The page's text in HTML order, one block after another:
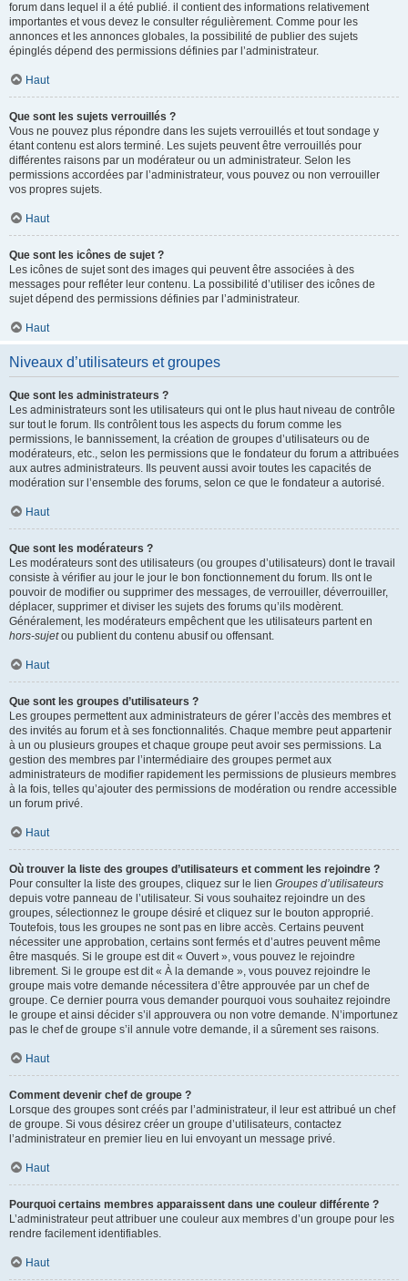
forum dans lequel il a été publié. il contient des informations relativement
importantes et vous devez le consulter régulièrement. Comme pour les
annonces et les annonces globales, la possibilité de publier des sujets
épinglés dépend des permissions définies par l’administrateur.
Haut
Que sont les sujets verrouillés ?
Vous ne pouvez plus répondre dans les sujets verrouillés et tout sondage y
étant contenu est alors terminé. Les sujets peuvent être verrouillés pour
différentes raisons par un modérateur ou un administrateur. Selon les
permissions accordées par l’administrateur, vous pouvez ou non verrouiller
vos propres sujets.
Haut
Que sont les icônes de sujet ?
Les icônes de sujet sont des images qui peuvent être associées à des
messages pour refléter leur contenu. La possibilité d’utiliser des icônes de
sujet dépend des permissions définies par l’administrateur.
Haut
Niveaux d’utilisateurs et groupes
Que sont les administrateurs ?
Les administrateurs sont les utilisateurs qui ont le plus haut niveau de contrôle
sur tout le forum. Ils contrôlent tous les aspects du forum comme les
permissions, le bannissement, la création de groupes d’utilisateurs ou de
modérateurs, etc., selon les permissions que le fondateur du forum a attribuées
aux autres administrateurs. Ils peuvent aussi avoir toutes les capacités de
modération sur l’ensemble des forums, selon ce que le fondateur a autorisé.
Haut
Que sont les modérateurs ?
Les modérateurs sont des utilisateurs (ou groupes d’utilisateurs) dont le travail
consiste à vérifier au jour le jour le bon fonctionnement du forum. Ils ont le
pouvoir de modifier ou supprimer des messages, de verrouiller, déverrouiller,
déplacer, supprimer et diviser les sujets des forums qu’ils modèrent.
Généralement, les modérateurs empêchent que les utilisateurs partent en
hors-sujetou publient du contenu abusif ou offensant.
Haut
Que sont les groupes d’utilisateurs ?
Les groupes permettent aux administrateurs de gérer l’accès des membres et
des invités au forum et à ses fonctionnalités. Chaque membre peut appartenir
à un ou plusieurs groupes et chaque groupe peut avoir ses permissions. La
gestion des membres par l’intermédiaire des groupes permet aux
administrateurs de modifier rapidement les permissions de plusieurs membres
à la fois, telles qu’ajouter des permissions de modération ou rendre accessible
un forum privé.
Haut
Où trouver la liste des groupes d’utilisateurs et comment les rejoindre ?
Pour consulter la liste des groupes, cliquez sur le lien Groupes d’utilisateurs
depuis votre panneau de l’utilisateur. Si vous souhaitez rejoindre un des
groupes, sélectionnez le groupe désiré et cliquez sur le bouton approprié.
Toutefois, tous les groupes ne sont pas en libre accès. Certains peuvent
nécessiter une approbation, certains sont fermés et d’autres peuvent même
être masqués. Si le groupe est dit « Ouvert », vous pouvez le rejoindre
librement. Si le groupe est dit « À la demande », vous pouvez rejoindre le
groupe mais votre demande nécessitera d’être approuvée par un chef de
groupe. Ce dernier pourra vous demander pourquoi vous souhaitez rejoindre
le groupe et ainsi décider s’il approuvera ou non votre demande. N’importunez
pas le chef de groupe s’il annule votre demande, il a sûrement ses raisons.
Haut
Comment devenir chef de groupe ?
Lorsque des groupes sont créés par l’administrateur, il leur est attribué un chef
de groupe. Si vous désirez créer un groupe d’utilisateurs, contactez
l’administrateur en premier lieu en lui envoyant un message privé.
Haut
Pourquoi certains membres apparaissent dans une couleur différente ?
L’administrateur peut attribuer une couleur aux membres d’un groupe pour les
rendre facilement identifiables.
Haut